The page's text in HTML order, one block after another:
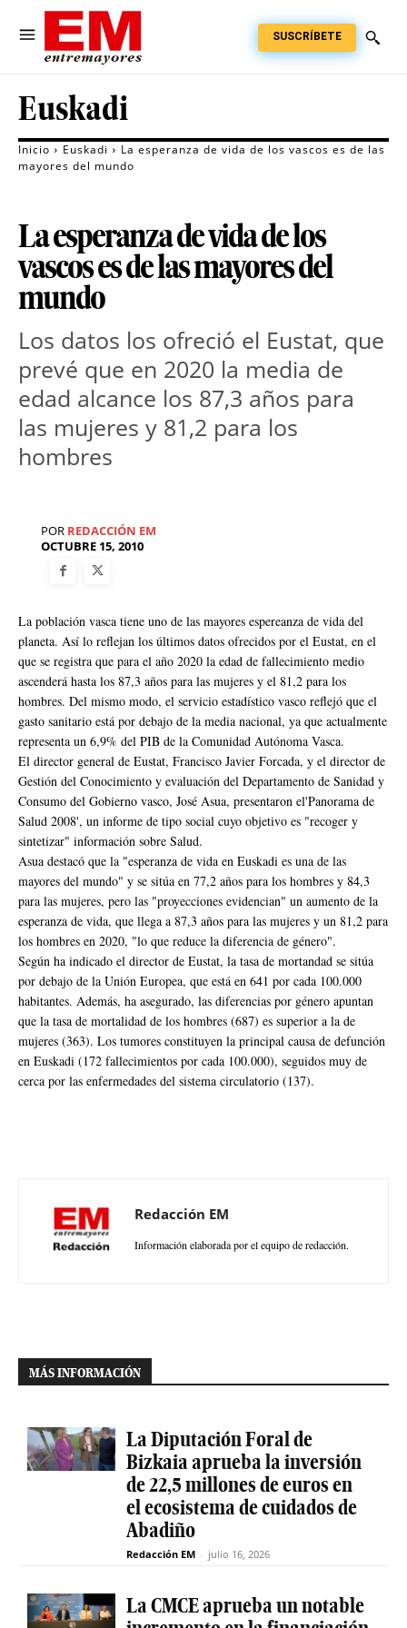
SUSCRÍBETE
Euskadi
Inicio Euskadi
La esperanza de vida de los vascos es de las
mayores del mundo
La esperanza de vida de los
vascos es de las mayores del
mundo
Los datos los ofreció el Eustat, que
prevé que en 2020 la media de
edad alcance los 87,3 años para
las mujeres y 81,2 para los
hombres
POR REDACCIÓN EM
OCTUBRE 15, 2010
La población vasca tiene uno de las mayores espereanza de vida del
planeta. Así lo reflejan los últimos datos ofrecidos por el Eustat, en el
que se registra que para el año 2020 la edad de fallecimiento medio
ascenderá hasta los 87,3 años para las mujeres y el 81,2 para los
hombres. Del mismo modo, el servicio estadístico vasco reflejó que el
gasto sanitario está por debajo de la media nacional, ya que actualmente
representa un 6,9% del PIB de la Comunidad Autónoma Vasca.
El director general de Eustat, Francisco Javier Forcada, y el director de
Gestión del Conocimiento y evaluación del Departamento de Sanidad y
Consumo del Gobierno vasco, José Asua, presentaron el'Panorama de
Salud 2008', un informe de tipo social cuyo objetivo es "recoger y
sintetizar" información sobre Salud.
Asua destacó que la "esperanza de vida en Euskadi es una de las
mayores del mundo" y se sitúa en 77,2 años para los hombres y 84,3
para las mujeres, pero las "proyecciones evidencian" un aumento de la
esperanza de vida, que llega a 87,3 años para las mujeres y un 81,2 para
los hombres en 2020, "lo que reduce la diferencia de género".
Según ha indicado el director de Eustat, la tasa de mortandad se sitúa
por debajo de la Unión Europea, que está en 641 por cada 100.000
habitantes. Además, ha asegurado, las diferencias por género apuntan
que la tasa de mortalidad de los hombres (687) es superior a la de
mujeres (363). Los tumores constituyen la principal causa de defunción
en Euskadi (172 fallecimientos por cada 100.000), seguidos muy de
cerca por las enfermedades del sistema circulatorio (137).
Redacción EM
Información elaborada por el equipo de redacción.
MÁS INFORMACIÓN
La Diputación Foral de
Bizkaia aprueba la inversión
de 22,5 millones de euros en
el ecosistema de cuidados de
Abadiño
Redacción EM - julio 16, 2026
La CMCE aprueba un notable